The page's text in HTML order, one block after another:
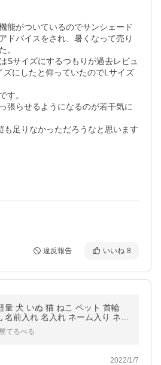
能がついているのでサンシェード
ドバイスをされ、暑くなって売り
。
Sサイズにするつもりが過去レビュ
ズにしたと仰っていたのでLサイズ
す。
張らせるようになるのが若干気に
違反報告 いいね 8
量 犬 いぬ 猫 ねこ ペット 首輪
名前入れ 名入れ ネーム入り ネー
グタグ 名札 かわいい おしゃれ
てるべる
2022/1/7